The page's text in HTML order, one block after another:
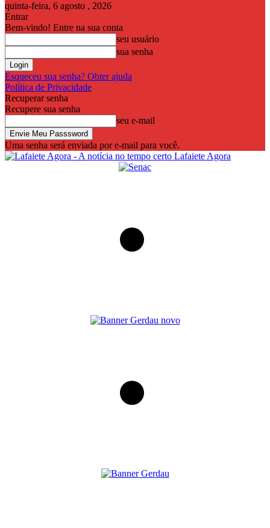
quinta-feira, 6 agosto , 2026
Entrar
Bem-vindo! Entre na sua conta
seu usuário
sua senha
Esqueceu sua senha? Obter ajuda
Política de Privacidade
Recuperar senha
Recupere sua senha
seu e-mail
Uma senha será enviada por e-mail para você.
Lafaiete Agora